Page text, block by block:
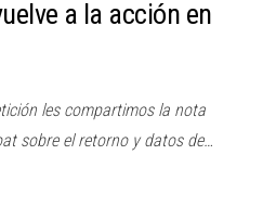
a la acción en
les compartimos la nota
sobre el retorno y datos de…